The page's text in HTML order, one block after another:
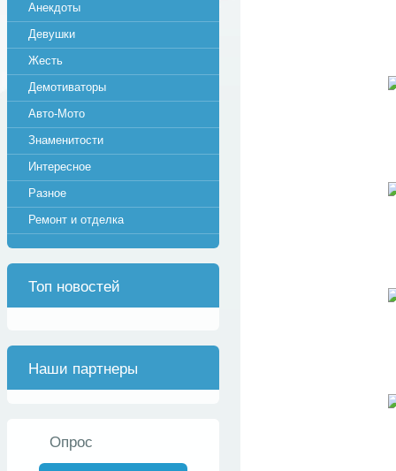
Анекдоты
Девушки
Жесть
Демотиваторы
Авто-Мото
Знаменитости
Интересное
Разное
Ремонт и отделка
Топ новостей
Наши партнеры
Опрос